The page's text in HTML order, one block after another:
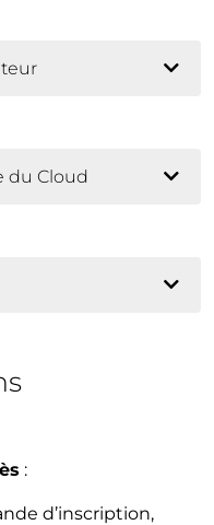
du Cloud
:
d’inscription,